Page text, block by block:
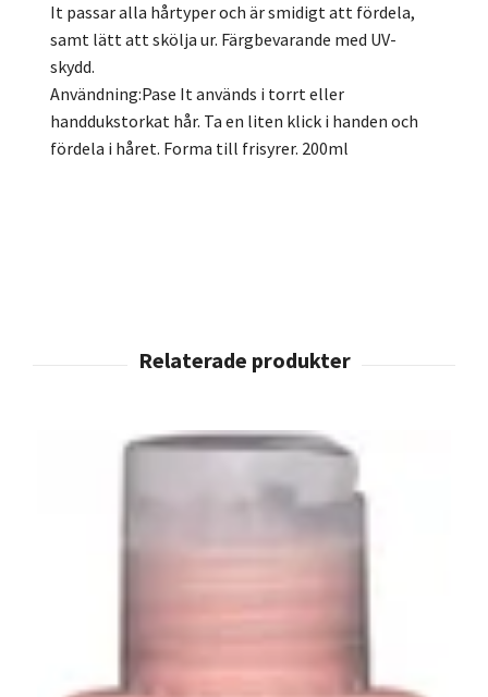
It passar alla hårtyper och är smidigt att fördela,
samt lätt att skölja ur. Färgbevarande med UV-
skydd.
Användning:Pase It används i torrt eller
handdukstorkat hår. Ta en liten klick i handen och
fördela i håret. Forma till frisyrer. 200ml